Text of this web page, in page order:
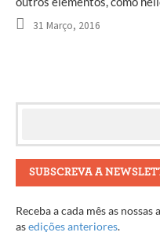
31 Março, 2016
SUBSCREVA A
Receba a cada mês as
asedições anteriores.